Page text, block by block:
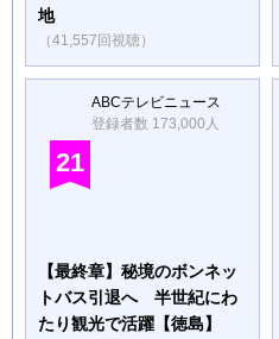
地
（41,557回視聴）
ABCテレビニュース
登録者数 173,000人
21
【最終章】秘境のボンネッ
トバス引退へ 半世紀にわ
たり観光で活躍【徳島】